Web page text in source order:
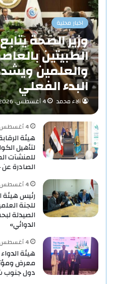
اخبار محلية
وزير الصحة
الطبيتين
والعلمين
البدء الفعلي
آلاء محمد 4 أغسطس، 2026
4 أغسطس، 2026
هيئة
لتأهيل
للمنشآت
الصادرة
4 أغسطس، 2026
رئيس هيئة
للجنة
الصيدلة
الدوائي»
4 أغسطس، 2026
هيئة
معرض
دول جنوب